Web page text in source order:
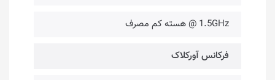
1.5GHz @ هسته کم مصرف
فرکانس آورکلاک